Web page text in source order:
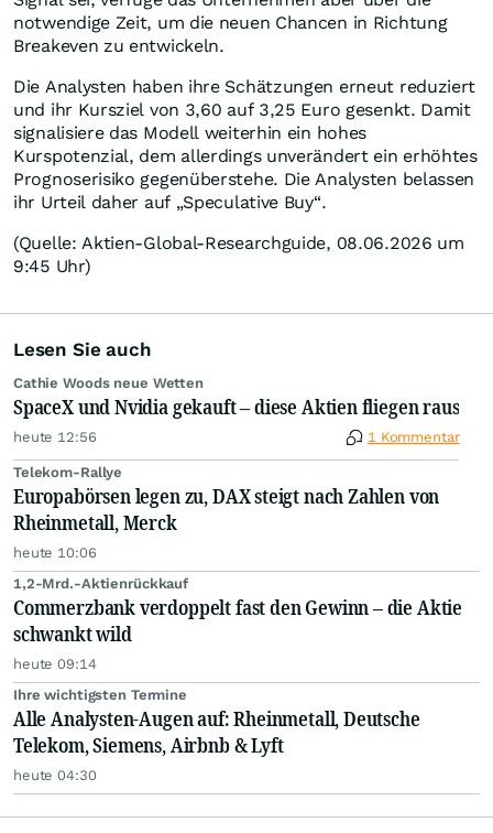
notwendige Zeit, um die neuen Chancen in Richtung
Breakeven zu entwickeln.
Die Analysten haben ihre Schätzungen erneut reduziert
und ihr Kursziel von 3,60 auf 3,25 Euro gesenkt. Damit
signalisiere das Modell weiterhin ein hohes
Kurspotenzial, dem allerdings unverändert ein erhöhtes
Prognoserisiko gegenüberstehe. Die Analysten belassen
ihr Urteil daher auf „Speculative Buy“.
(Quelle: Aktien-Global-Researchguide, 08.06.2026 um
9:45 Uhr)
Lesen Sie auch
Cathie Woods neue Wetten
SpaceX und Nvidia gekauft – diese Aktien fliegen raus
heute 12:56 1 Kommentar
Telekom-Rallye
Europabörsen legen zu, DAX steigt nach Zahlen von
Rheinmetall, Merck
heute 10:06
1,2-Mrd.-Aktienrückkauf
Commerzbank verdoppelt fast den Gewinn – die Aktie
schwankt wild
heute 09:14
Ihre wichtigsten Termine
Alle Analysten-Augen auf: Rheinmetall, Deutsche
Telekom, Siemens, Airbnb & Lyft
heute 04:30